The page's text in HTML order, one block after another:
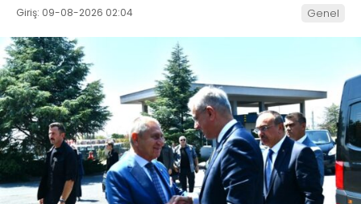
Giriş: 09-08-2026 02:04 Genel